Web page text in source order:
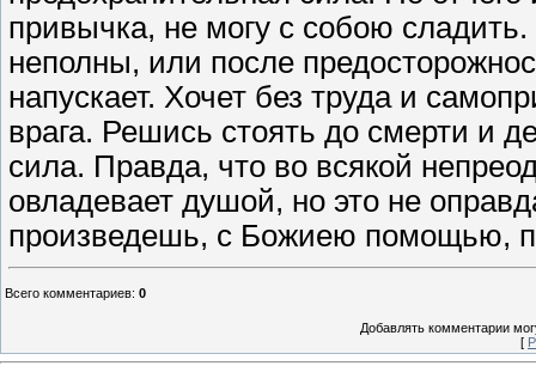
привычка, не могу с собою
неполны, или после
напускает. Хочет без труда и
врага. Решись стоять до смерти и
сила. Правда, что во всякой
овладевает душой, но это не
произведешь, с Божиею помощью,
Всего комментариев: 0
Добавлять комментарии
[